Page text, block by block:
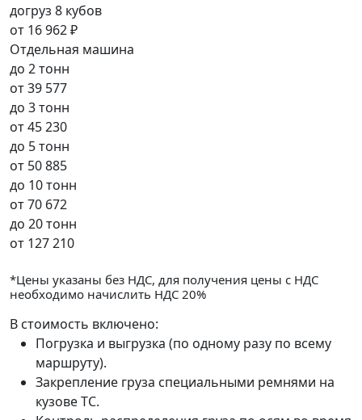
догруз 8 кубов
от 16 962 ₽
Отдельная машина
до 2 тонн
от39 577
до 3 тонн
от45 230
до 5 тонн
от 50 885
до 10 тонн
от70 672
до 20 тонн
от 127 210
*Цены указаны без НДС, для получения цены с НДС
необходимо начислить НДС 20%
В стоимость включено:
Погрузка и выгрузка (по одному разу по всему
маршруту).
Закрепление груза специальными ремнями на
кузове ТС.